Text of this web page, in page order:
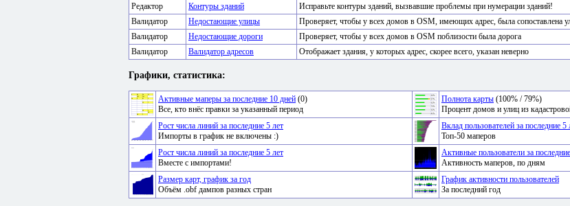
Редактор
Контуры зданий Исправьте контуры зданий, вызвавшие проблемы при нумерации зданий!
Валидатор
Недостающие улицы Проверяет, чтобы у всех домов в OSM, имеющих адрес, была сопоставлена
Валидатор
Недостающие дороги Проверяет, чтобы у всех домов в OSM поблизости была дорога
Валидатор
Валидатор адресов Отображает здания, у которых адрес, скорее всего, указан неверно
Графики, статистика:
Активные маперы за последние 10 дней (0)
Все, кто внёс правки за указанный период
Полнота карты (100% / 79%)
Процент домов и улиц из
Рост числа линий за последние 5 лет
Импорты в график не включены :)
Вклад пользователей за последние 5
Топ-50 маперов
Рост числа линий за последние 5 лет
Вместе с импортами!
Активные пользователи за
Активность маперов, по дням
Размер карт, график за год
Объём .obf дампов разных стран
График активности пользователей
За последний год